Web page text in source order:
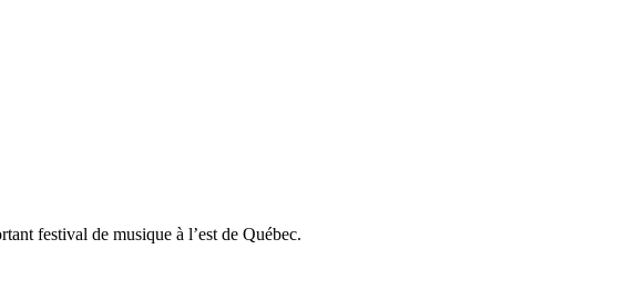
festival de musique à l’est de Québec.